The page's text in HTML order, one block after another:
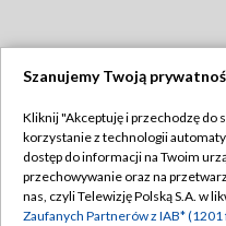
Abonament TVP
Emisja w TVP
Szanujemy Twoją
Kliknij "Akceptuję i przechodzę do
korzystanie z technologii
dostęp do informacji na Twoim
przechowywanie oraz na
nas, czyli Telewizję Polską S.A. w
Zaufanych Partnerów z IAB*